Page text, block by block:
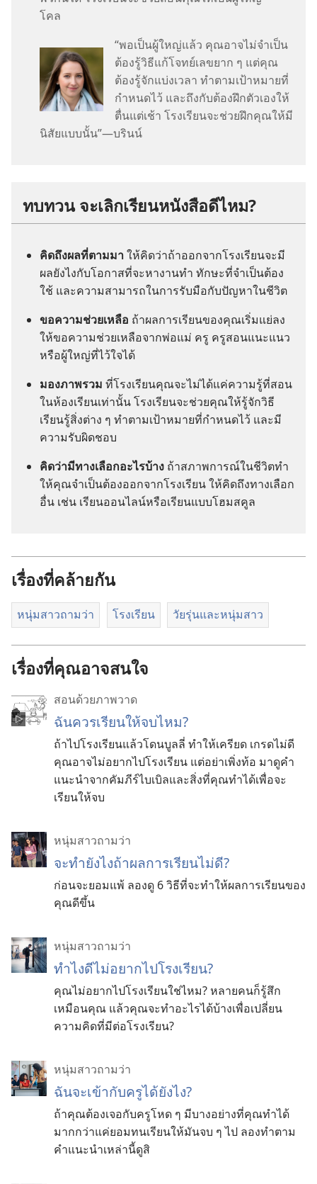
โคล
“พอ​เป็น​ผู้​ใหญ่​แล้ว คุณ​อาจ​ไม่​จำเป็น​
ต้อง​รู้​วิธี​แก้​โจทย์​เลข​ยาก​ ๆ แต่​คุณ​
ต้อง​รู้​จัก​แบ่ง​เวลา ทำ​ตาม​เป้าหมาย​ที่​
กำหนด​ไว้ และ​ถึง​กับ​ต้อง​ฝึก​ตัว​เอง​ให้​
ตื่น​แต่​เช้า โรง​เรียน​จะ​ช่วย​ฝึก​คุณ​ให้​มี​
นิสัย​แบบ​นั้น”—บรินน์
ทบทวน จะ​เลิก​เรียน​หนังสือ​ดี​ไหม?
คิด​ถึง​ผล​ที่​ตาม​มาให้​คิด​ว่า​ถ้า​ออก​จาก​โรง​เรียน​จะ​มี​
ผล​ยัง​ไง​กับ​โอกาส​ที่​จะ​หา​งาน​ทำ ทักษะ​ที่​จำเป็น​ต้อง​
ใช้ และ​ความ​สามารถ​ใน​การ​รับมือ​กับ​ปัญหา​ใน​ชีวิต
ขอ​ความ​ช่วยเหลือ ถ้า​ผล​การ​เรียน​ของ​คุณ​เริ่ม​แย่​ลง
ให้​ขอ​ความ​ช่วยเหลือ​จาก​พ่อ​แม่ ครู ครู​สอน​แนะ​แนว
หรือ​ผู้​ใหญ่​ที่​ไว้​ใจ​ได้
มอง​ภาพ​รวม ที่​โรง​เรียน​คุณ​จะ​ไม่​ได้​แค่​ความ​รู้​ที่​สอน​
ใน​ห้อง​เรียน​เท่า​นั้น โรง​เรียน​จะ​ช่วย​คุณ​ให้​รู้​จัก​วิธี​
เรียน​รู้​สิ่ง​ต่าง​ ๆ ทำ​ตาม​เป้าหมาย​ที่​กำหนด​ไว้ และ​มี​
ความ​รับผิดชอบ
คิด​ว่า​มี​ทาง​เลือก​อะไร​บ้าง ถ้า​สภาพการณ์​ใน​ชีวิต​ทำ​
ให้​คุณ​จำเป็น​ต้อง​ออก​จาก​โรง​เรียน ให้​คิด​ถึง​ทาง​เลือก​
อื่น เช่น เรียน​ออนไลน์​หรือ​เรียน​แบบ​โฮม​สคูล
เรื่องที่คล้ายกัน
หนุ่มสาวถามว่า โรง​เรียน วัยรุ่น​และ​หนุ่ม​สาว
เรื่องที่คุณอาจสนใจ
สอนด้วยภาพวาด
ฉัน​ควร​เรียน​ให้​จบ​ไหม?
ถ้า​ไป​โรง​เรียน​แล้ว​โดน​บูลลี่ ทำ​ให้​เครียด เกรด​ไม่​ดี
คุณ​อาจ​ไม่​อยาก​ไป​โรง​เรียน แต่​อย่า​เพิ่ง​ท้อ มา​ดู​คำ​
แนะ​นำ​จาก​คัมภีร์​ไบเบิล​และ​สิ่ง​ที่​คุณ​ทำ​ได้​เพื่อ​จะ​
เรียน​ให้​จบ
หนุ่มสาวถามว่า
จะทำยังไงถ้าผลการเรียนไม่ดี?
ก่อนจะยอมแพ้ ลองดู 6 วิธีที่จะทำให้ผลการเรียนของ
คุณดีขึ้น
หนุ่มสาวถามว่า
ทำ​ไง​ดี​ไม่​อยาก​ไป​โรง​เรียน?
คุณ​ไม่​อยาก​ไป​โรง​เรียน​ใช่​ไหม? หลาย​คน​ก็​รู้สึก​
เหมือน​คุณ แล้ว​คุณ​จะ​ทำ​อะไร​ได้​บ้าง​เพื่อ​เปลี่ยน​
ความ​คิด​ที่​มี​ต่อ​โรง​เรียน?
หนุ่มสาวถามว่า
ฉันจะเข้ากับครูได้ยังไง?
ถ้าคุณต้องเจอกับครูโหด ๆ มีบางอย่างที่คุณทำได้
มากกว่าแค่ยอมทนเรียนให้มันจบ ๆ ไป ลองทำตาม
คำแนะนำเหล่านี้ดูสิ